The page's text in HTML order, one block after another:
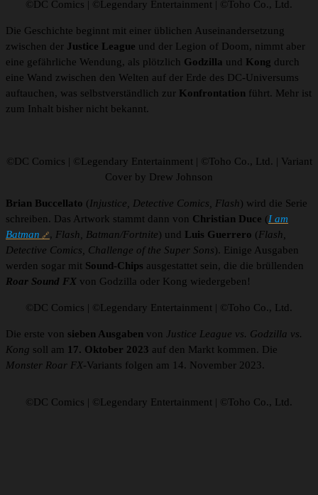
©DC Comics | ©Legendary Entertainment | ©Toho Co., Ltd.
Die Geschichte beginnt mit einer üblichen Auseinandersetzung
zwischen der Justice League und der Legion of Doom, nimmt aber
eine gefährliche Wendung, als plötzlich Godzilla und Kong durch
eine Wand zwischen den Welten auf der Erde des DC-Universums
auftauchen, was selbstverständlich zur Konfrontation führt. Mehr ist
zum Inhalt bisher nicht bekannt.
©DC Comics | ©Legendary Entertainment | ©Toho Co., Ltd. | Variant
Cover by Drew Johnson
Brian Buccellato ( Injustice, Detective Comics, Flash) wird die Serie
schreiben. Das Artwork stammt dann von Christian Duce (I am
Batman
, Flash, Batman/Fortnite) und Luis Guerrero ( Flash,
Detective Comics, Challenge of the Super Sons). Einige Ausgaben
werden sogar mit Sound-Chips ausgestattet sein, die die brüllenden
Roar Sound FX von Godzilla oder Kong wiedergeben!
©DC Comics | ©Legendary Entertainment | ©Toho Co., Ltd.
Die erste von sieben Ausgaben von Justice League vs. Godzilla vs.
Kong soll am 17. Oktober 2023 auf den Markt kommen. Die
Monster Roar FX-Variants folgen am 14. November 2023.
©DC Comics | ©Legendary Entertainment | ©Toho Co., Ltd.